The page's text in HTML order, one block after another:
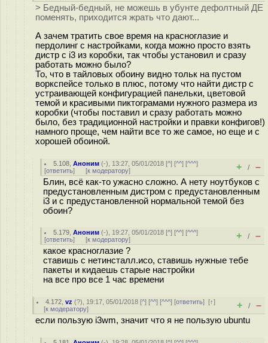
> Бедный-бедный, не можешь в убунте дефолтный ДЕ
поменять, приходится жрать что дают...
А зачем тратить свое время на краcнoглазие и
пердолинг с настройками, когда можно просто взять
дистр с i3 из коробки, так чтобы установил и сразу
работать можно было?
То, что в тайловых обоину видно тольк на пустом
воркспейсе только в плюс, потому что найти дистр с
устраивающей конфигурацией панельки, цветовой
темой и красивыми пиктограмами нужного размера из
коробки (чтобы поставил и сразу работать можно
было, без традиционной настройки и правки конфигов!)
намного проще, чем найти все то же самое, но еще и с
хорошей обоиной.
5.108 ,Аноним (-), 13:27, 05/01/2018 [^] [^^] [^^^]
[ответить] [к модератору] + / –
Блин, всё как-то ужасно сложно. А нету ноутбуков с
предустановленным дистром с предустановленным
i3 и с предустановленной нормальной темой без
обоин?
5.179 ,Аноним (-), 19:27, 05/01/2018 [^] [^^] [^^^]
[ответить] [к модератору] + / –
какое краснoглазие ?
ставишь с нетинсталл.исо, ставишь нужные тебе
пакеты и кидаешь старые настройки
на все про все 1 час времени
4.172 ,vz (?), 19:17, 05/01/2018 [^] [^^] [^^^] [ответить][↑]
[к модератору] + / –
если пользую i3wm, значит что я не пользую ubuntu